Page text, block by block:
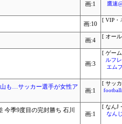
画:1
鷹速
画:10
[ VIP・
画:4
[ オー
画:3
[ ゲー
ルフ
エム
も…サッカー選手が女性ア
画:1
[ サッ
今季9度目の完封勝ち 石川
画:1
[ なんJ
なん